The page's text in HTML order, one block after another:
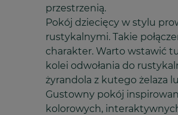
przestrzenią.
Pokój dziecięcy w stylu
rustykalnymi. Takie
charakter. Warto wstawić
kolei odwołania do
żyrandola z kutego żelaza
Gustowny pokój
kolorowych,